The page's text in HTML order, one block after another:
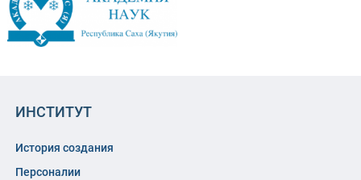
ИНСТИТУТ
История создания
Персоналии